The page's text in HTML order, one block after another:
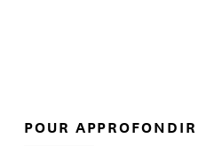
POUR APPROFONDIR